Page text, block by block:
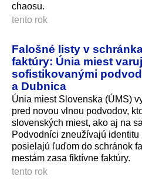
chaosu.
tento rok
Falošné listy v
faktúry: Únia miest
sofistikovanými
a Dubnica
Únia miest Slovenska (ÚMS)
pred novou vlnou podvodov,
slovenských miest, ako aj na
Podvodníci zneužívajú identitu
posielajú ľuďom do schránok
mestám zasa fiktívne faktúry.
tento rok